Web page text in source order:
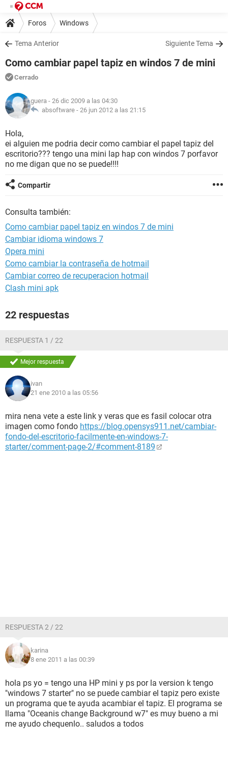
Foros Windows
Tema Anterior Siguiente Tema
Como cambiar papel tapiz en windos 7 de mini
Cerrado
guera - 26 dic 2009 a las 04:30
absoftware - 26 jun 2012 a las 21:15
Hola,
ei alguien me podria decir como cambiar el papel tapiz del
escritorio??? tengo una mini lap hap con windos 7 porfavor
no me digan que no se puede!!!!
Compartir
Consulta también:
Como cambiar papel tapiz en windos 7 de mini
Cambiar idioma windows 7
Opera mini
Como cambiar la contraseña de hotmail
Cambiar correo de recuperacion hotmail
Clash mini apk
22 respuestas
RESPUESTA 1 / 22
Mejor respuesta
ivan
21 ene 2010 a las 05:56
mira nena vete a este link y veras que es fasil colocar otra
imagen como fondo https://blog.opensys911.net/cambiar-
fondo-del-escritorio-facilmente-en-windows-7-
starter/comment-page-2/#comment-8189
RESPUESTA 2 / 22
karina
8 ene 2011 a las 00:39
hola ps yo = tengo una HP mini y ps por la version k tengo
"windows 7 starter" no se puede cambiar el tapiz pero existe
un programa que te ayuda acambiar el tapiz. El programa se
llama "Oceanis change Background w7" es muy bueno a mi
me ayudo chequenlo.. saludos a todos